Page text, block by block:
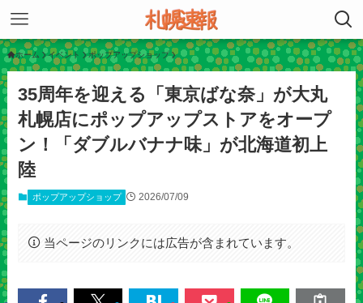
ホーム イベント ポップアップショップ
35周年を迎える「東京ばな奈」が大丸
札幌店にポップアップストアをオープ
ン！「ダブルバナナ味」が北海道初上
陸
ポップアップショップ 2026/07/09
当ページのリンクには広告が含まれています。